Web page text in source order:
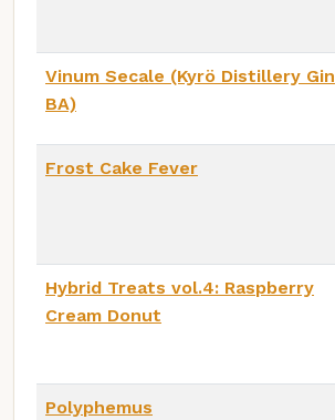
Vinum Secale (Kyrö Distillery Gin
BA)
Frost Cake Fever
Hybrid Treats vol.4: Raspberry
Cream Donut
Polyphemus